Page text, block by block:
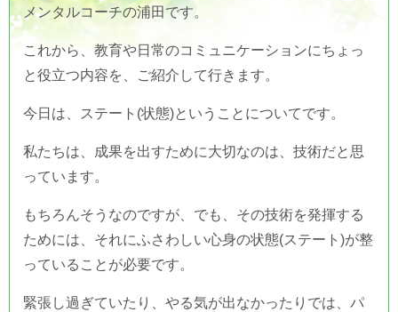
メンタルコーチの浦田です。
これから、教育や日常のコミュニケーションにちょっ
と役立つ内容を、ご紹介して行きます。
今日は、ステート(状態)ということについてです。
私たちは、成果を出すために大切なのは、技術だと思
っています。
もちろんそうなのですが、でも、その技術を発揮する
ためには、それにふさわしい心身の状態(ステート)が整
っていることが必要です。
緊張し過ぎていたり、やる気が出なかったりでは、パ